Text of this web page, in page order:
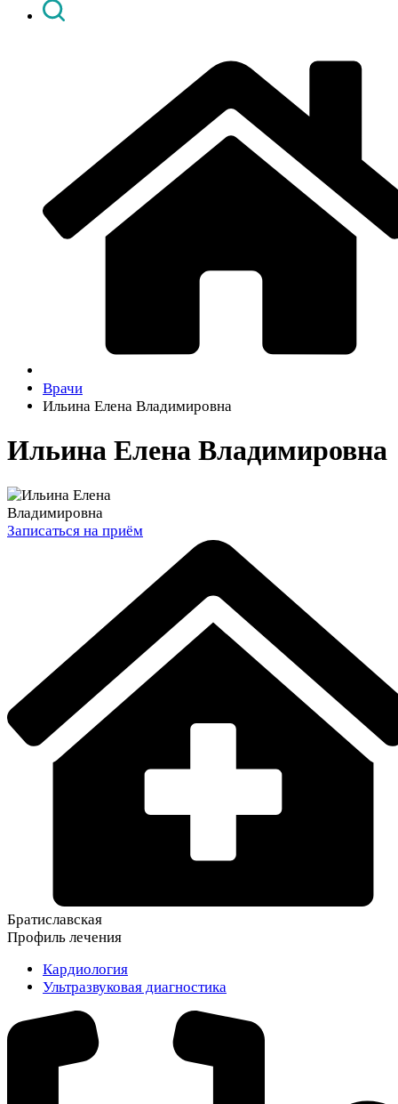
Врачи
Ильина Елена Владимировна
Ильина Елена Владимировна
Записаться на приём
Братиславская
Профиль лечения
Кардиология
Ультразвуковая диагностика